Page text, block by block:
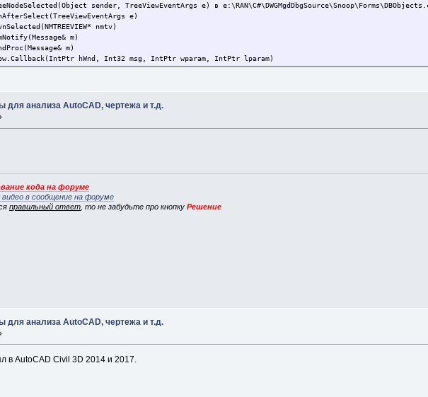
sender, TreeViewEventArgs e) в
e)
nmtv)
m)
m)
hWnd, Int32 msg, IntPtr wparam, IntPtr lparam)
для анализа AutoCAD, чертежа и т.д.
кода на форуме
видео в сообщение на форуме
правильный ответ , то не забудьте про кнопкуРешение
для анализа AutoCAD, чертежа и т.д.
в AutoCAD Civil 3D 2014 и 2017.